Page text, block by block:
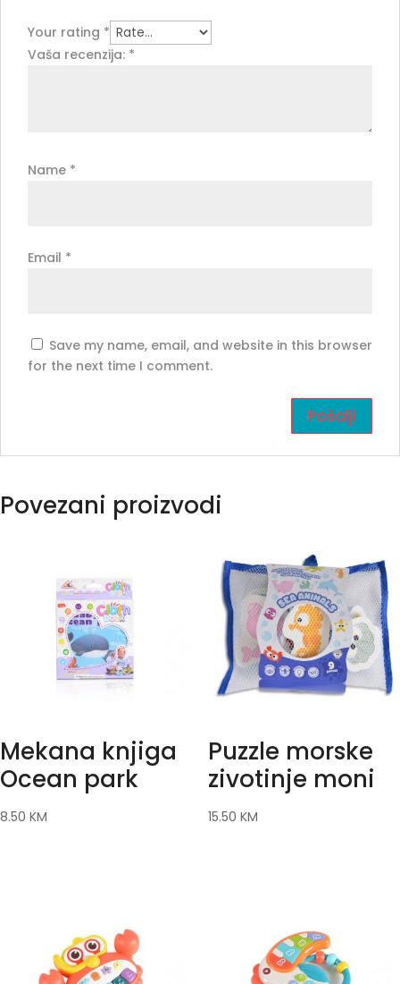
Your rating *
Vaša recenzija: *
Name *
Email *
Save my name, email, and website in this browser
for the next time I comment.
Povezani proizvodi
Mekana knjiga
Ocean park
8.50 KM
Puzzle morske
zivotinje moni
15.50 KM